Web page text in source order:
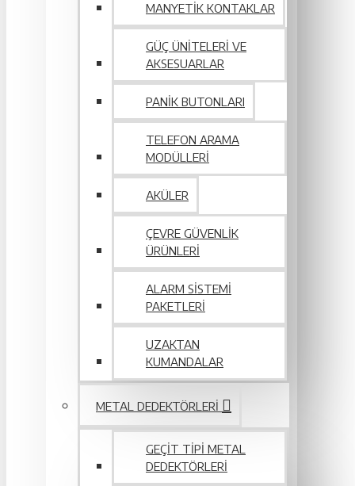
MANYETIK KONTAKLAR
GÜÇ ÜNITELERI VE
AKSESUARLAR
PANIK BUTONLARI
TELEFON ARAMA
MODÜLLERI
AKÜLER
ÇEVRE GÜVENLIK
ÜRÜNLERI
ALARM SISTEMI
PAKETLERI
UZAKTAN
KUMANDALAR
METAL DEDEKTÖRLERI
GEÇIT TIPI METAL
DEDEKTÖRLERI